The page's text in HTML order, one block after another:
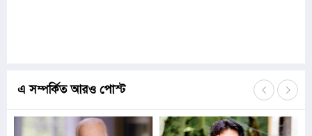
এ সম্পর্কিত আরও পোস্ট